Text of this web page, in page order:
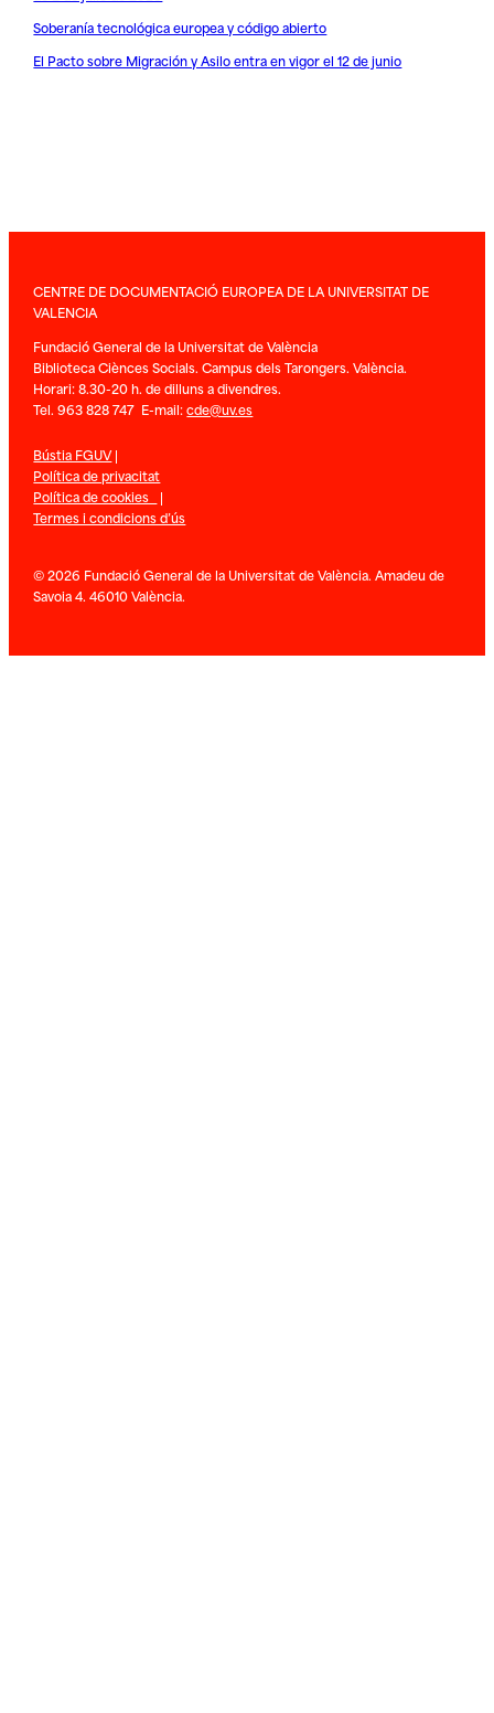
Soberanía tecnológica europea y código abierto
El Pacto sobre Migración y Asilo entra en vigor el 12 de junio
CENTRE DE DOCUMENTACIÓ EUROPEA DE LA UNIVERSITAT DE
VALENCIA
Fundació General de la Universitat de València
Biblioteca Ciènces Socials. Campus dels Tarongers. València.
Horari: 8.30-20 h. de dilluns a divendres.
Tel. 963 828 747 E-mail:cde@uv.es
Bústia FGUV|
Política de privacitat
Política de cookies |
Termes i condicions d’ús
© 2026 Fundació General de la Universitat de València. Amadeu de
Savoia 4. 46010 València.